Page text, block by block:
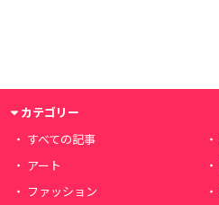
カテゴリー
すべての記事
アート
ファッション